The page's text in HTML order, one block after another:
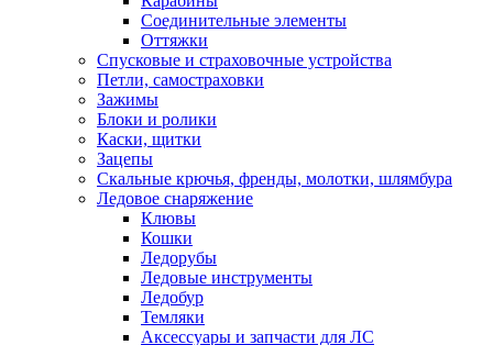
Соединительные элементы
Оттяжки
Спусковые и страховочные устройства
Петли, самостраховки
Зажимы
Блоки и ролики
Каски, щитки
Зацепы
Скальные крючья, френды, молотки, шлямбура
Ледовое снаряжение
Клювы
Кошки
Ледорубы
Ледовые инструменты
Ледобур
Темляки
Аксессуары и запчасти для ЛС